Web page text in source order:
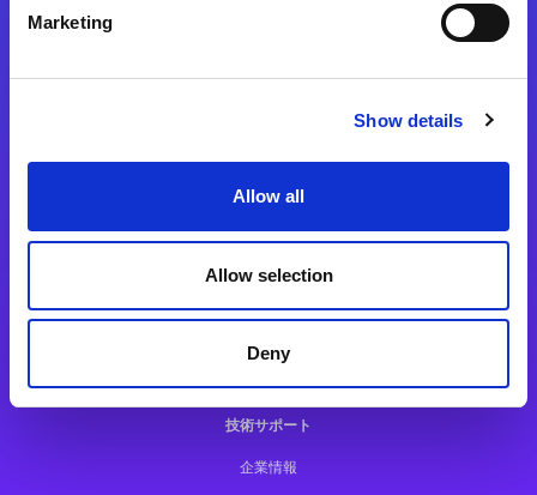
Marketing
Show details
Allow all
Allow selection
Deny
Magic xpa関連ソフトウェア
Magic xpi
Magic xpi製品詳細
Magic xpi購入後手続きのご案内
Magic xpi Cloud Gateway
技術サポート
企業情報